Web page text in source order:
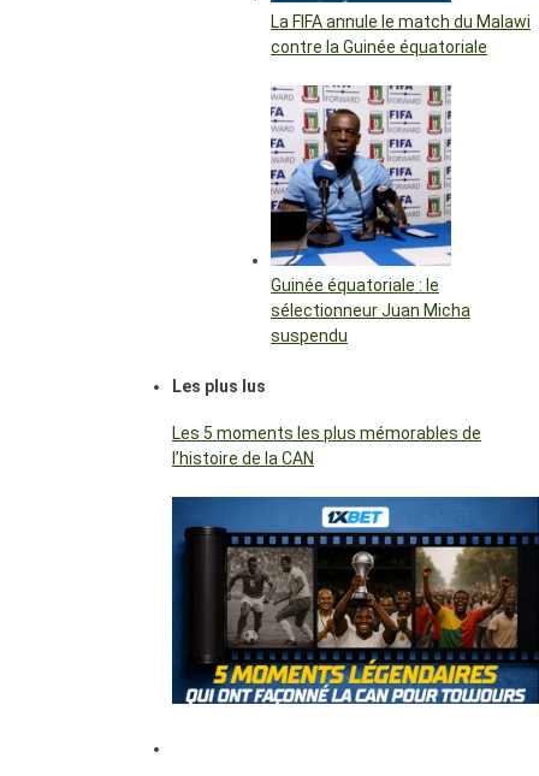
La FIFA annule le match du Malawi
contre la Guinée équatoriale
Guinée équatoriale : le
sélectionneur Juan Micha
suspendu
Les plus lus
Les 5 moments les plus mémorables de
l’histoire de la CAN